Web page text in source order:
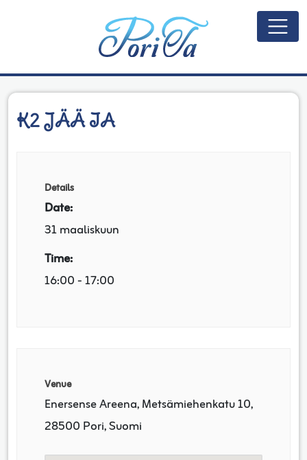
K2 JÄÄ IA
Details
Date:
31 maaliskuun
Time:
16:00 - 17:00
Venue
Enersense Areena, Metsämiehenkatu 10,
28500 Pori, Suomi